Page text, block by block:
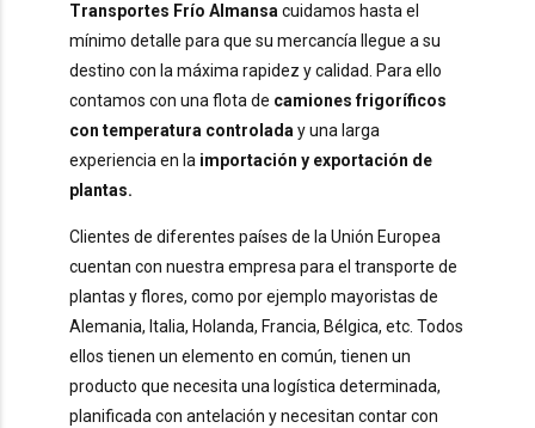
Transportes Frío Almansacuidamos hasta el
mínimo detalle para que su mercancía llegue a su
destino con la máxima rapidez y calidad. Para ello
contamos con una flota de camiones frigoríficos
con temperatura controladay una larga
experiencia en la importación y exportación de
plantas.
Clientes de diferentes países de la Unión Europea
cuentan con nuestra empresa para el transporte de
plantas y flores, como por ejemplo mayoristas de
Alemania, Italia, Holanda, Francia, Bélgica, etc. Todos
ellos tienen un elemento en común, tienen un
producto que necesita una logística determinada,
planificada con antelación y necesitan contar con